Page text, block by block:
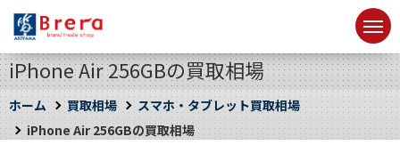
iPhone Air 256GBの買取相場
ホーム 買取相場
スマホ・タブレット買取相場
iPhone Air 256GBの買取相場